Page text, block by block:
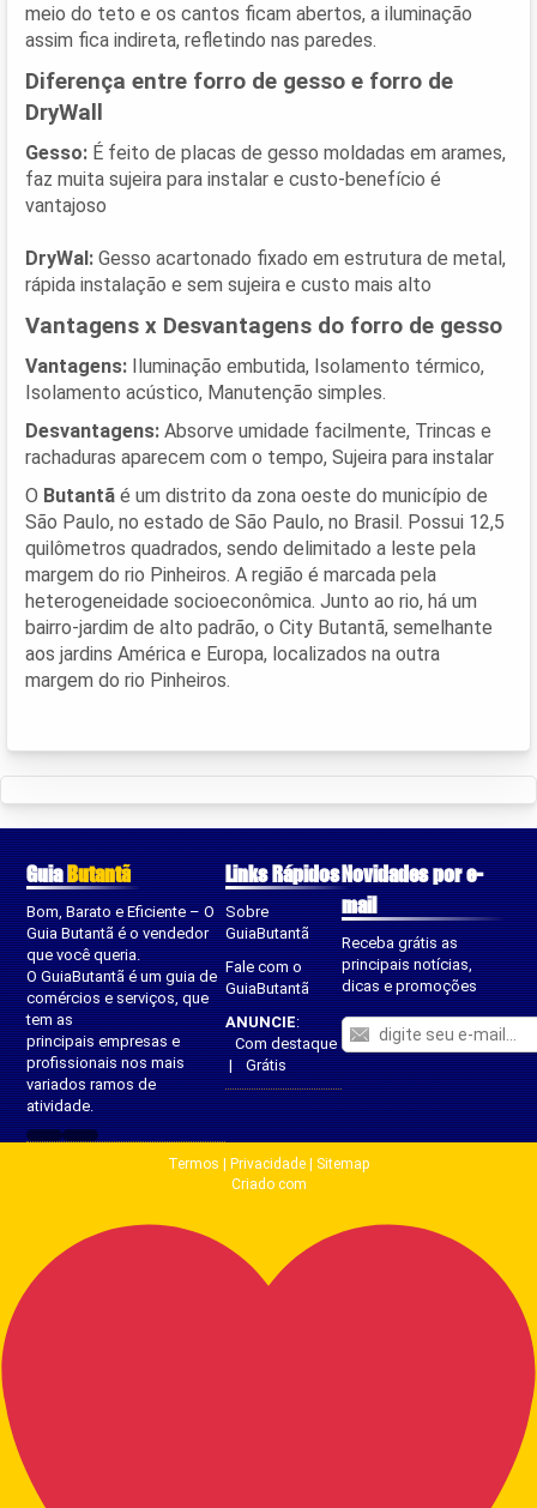
meio do teto e os cantos ficam abertos, a iluminação
assim fica indireta, refletindo nas paredes.
Diferença entre forro de gesso e forro de
DryWall
Gesso: É feito de placas de gesso moldadas em arames,
faz muita sujeira para instalar e custo-benefício é
vantajoso
DryWal: Gesso acartonado fixado em estrutura de metal,
rápida instalação e sem sujeira e custo mais alto
Vantagens x Desvantagens do forro de gesso
Vantagens: Iluminação embutida, Isolamento térmico,
Isolamento acústico, Manutenção simples.
Desvantagens: Absorve umidade facilmente, Trincas e
rachaduras aparecem com o tempo, Sujeira para instalar
O Butantã é um distrito da zona oeste do município de
São Paulo, no estado de São Paulo, no Brasil. Possui 12,5
quilômetros quadrados, sendo delimitado a leste pela
margem do rio Pinheiros. A região é marcada pela
heterogeneidade socioeconômica. Junto ao rio, há um
bairro-jardim de alto padrão, o City Butantã, semelhante
aos jardins América e Europa, localizados na outra
margem do rio Pinheiros.
GuiaButantã
Bom, Barato e Eficiente – O
Guia Butantã é o vendedor
que você queria.
O GuiaButantã é um guia de
comércios e serviços, que
tem as
principais empresas e
profissionais nos mais
variados ramos de
atividade.
Links Rápidos
Sobre
GuiaButantã
Fale com o
GuiaButantã
ANUNCIE:
Com destaque
| Grátis
Novidades por e-
mail
Receba grátis as
principais notícias,
dicas e promoções
Termos | Privacidade | Sitemap
Criado com